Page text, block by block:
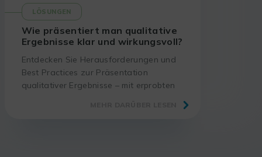
LÖSUNGEN
Wie präsentiert man qualitative
Ergebnisse klar und wirkungsvoll?
Entdecken Sie Herausforderungen und
Best Practices zur Präsentation
qualitativer Ergebnisse – mit erprobten